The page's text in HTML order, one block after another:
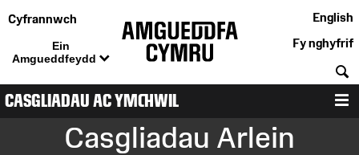
Cyfrannwch
Ein
Amgueddfeydd
English
Fy nghyfrif
CASGLIADAU AC YMCHWIL
Casgliadau Arlein